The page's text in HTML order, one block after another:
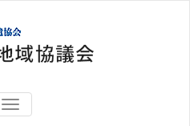
TOGGLE
NAVIGATION